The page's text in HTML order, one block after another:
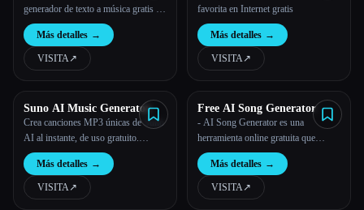
generador de texto a música gratis en
línea | ToMusic
Más detalles →
VISITA↗︎
favorita en Internet gratis
Más detalles →
VISITA↗︎
Suno AI Music Generator
Crea canciones MP3 únicas de Suno
AI al instante, de uso gratuito.
¡Descarga y disfruta de música
innovadora ahora!
Más detalles →
VISITA↗︎
Free AI Song Generator
- AI Song Generator es una
herramienta online gratuita que
transforma tus ideas en canciones de
calidad profesional mediante
tecnología avanzada de inteligencia
artificial.
Más detalles →
VISITA↗︎